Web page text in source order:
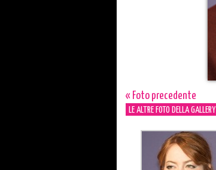
« Foto precedente
LE ALTRE FOTO DELLA GALLERY